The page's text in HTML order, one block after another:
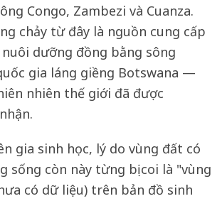
Congo, Zambezi và Cuanza.
chảy từ đây là nguồn cung cấp
dưỡng đồng bằng sông
gia láng giềng Botswana —
nhiên thế giới đã được
gia sinh học, lý do vùng đất có
sống còn này từng bị coi là "vùng
có dữ liệu) trên bản đồ sinh